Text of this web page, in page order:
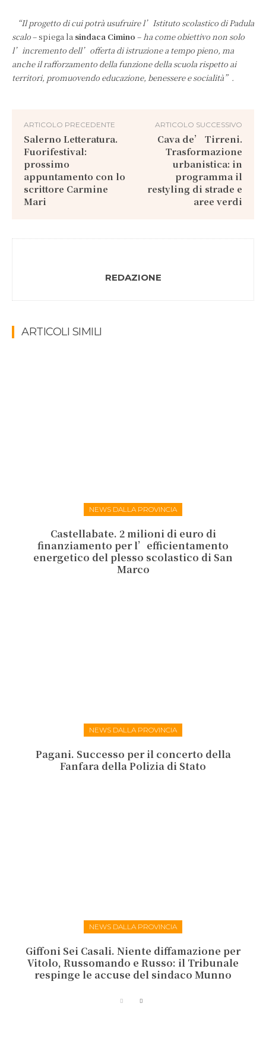
“Il progetto di cui potrà usufruire l’Istituto scolastico di Padula
scalo– spiega la sindaca Cimino –ha come obiettivo non solo
l’incremento dell’offerta di istruzione a tempo pieno, ma
anche il rafforzamento della funzione della scuola rispetto ai
territori, promuovendo educazione, benessere e socialità”.
ARTICOLO PRECEDENTE
Salerno Letteratura.
Fuorifestival:
prossimo
appuntamento con lo
scrittore Carmine
Mari
ARTICOLO SUCCESSIVO
Cava de’ Tirreni.
Trasformazione
urbanistica: in
programma il
restyling di strade e
aree verdi
REDAZIONE
ARTICOLI SIMILI
NEWS DALLA PROVINCIA
Castellabate. 2 milioni di euro di
finanziamento per l’efficientamento
energetico del plesso scolastico di San
Marco
NEWS DALLA PROVINCIA
Pagani. Successo per il concerto della
Fanfara della Polizia di Stato
NEWS DALLA PROVINCIA
Giffoni Sei Casali. Niente diffamazione per
Vitolo, Russomando e Russo: il Tribunale
respinge le accuse del sindaco Munno